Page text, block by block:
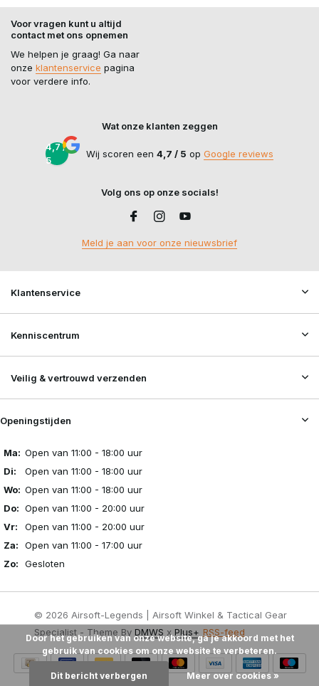
Voor vragen kunt u altijd
contact met ons opnemen
We helpen je graag! Ga naar
onze klantenservice pagina
voor verdere info.
Wat onze klanten zeggen
4,7 /
5
Wij scoren een 4,7 / 5 op Google reviews
Volg ons op onze socials!
Meld je aan voor onze nieuwsbrief
Klantenservice
Kenniscentrum
Veilig & vertrouwd verzenden
Openingstijden
Ma: Open van 11:00 - 18:00 uur
Di:
Open van 11:00 - 18:00 uur
Wo: Open van 11:00 - 18:00 uur
Do: Open van 11:00 - 20:00 uur
Vr:
Open van 11:00 - 20:00 uur
Za:
Open van 11:00 - 17:00 uur
Zo:
Gesloten
© 2026 Airsoft-Legends | Airsoft Winkel & Tactical Gear
Specialist - Theme By DMWS x Plus+ RSS-feed
Door het gebruiken van onze website, ga je akkoord met het
gebruik van cookies om onze website te verbeteren.
Dit bericht verbergen Meer over cookies »